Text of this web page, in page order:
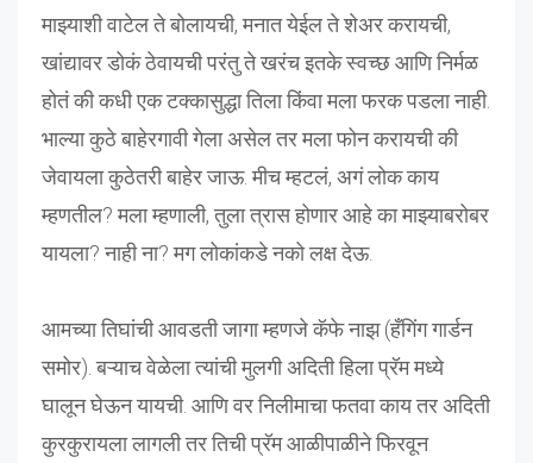
माझ्याशी वाटेल ते बोलायची, मनात येईल ते शेअर करायची,
खांद्यावर डोकं ठेवायची परंतु ते खरंच इतके स्वच्छ आणि निर्मळ
होतं की कधी एक टक्कासुद्धा तिला किंवा मला फरक पडला नाही.
भाल्या कुठे बाहेरगावी गेला असेल तर मला फोन करायची की
जेवायला कुठेतरी बाहेर जाऊ. मीच म्हटलं, अगं लोक काय
म्हणतील? मला म्हणाली, तुला त्रास होणार आहे का माझ्याबरोबर
यायला? नाही ना? मग लोकांकडे नको लक्ष देऊ.
आमच्या तिघांची आवडती जागा म्हणजे कॅफे नाझ (हँगिंग गार्डन
समोर). बऱ्याच वेळेला त्यांची मुलगी अदिती हिला प्रॅम मध्ये
घालून घेऊन यायची. आणि वर निलीमाचा फतवा काय तर अदिती
कुरकुरायला लागली तर तिची प्रॅम आळीपाळीने फिरवून